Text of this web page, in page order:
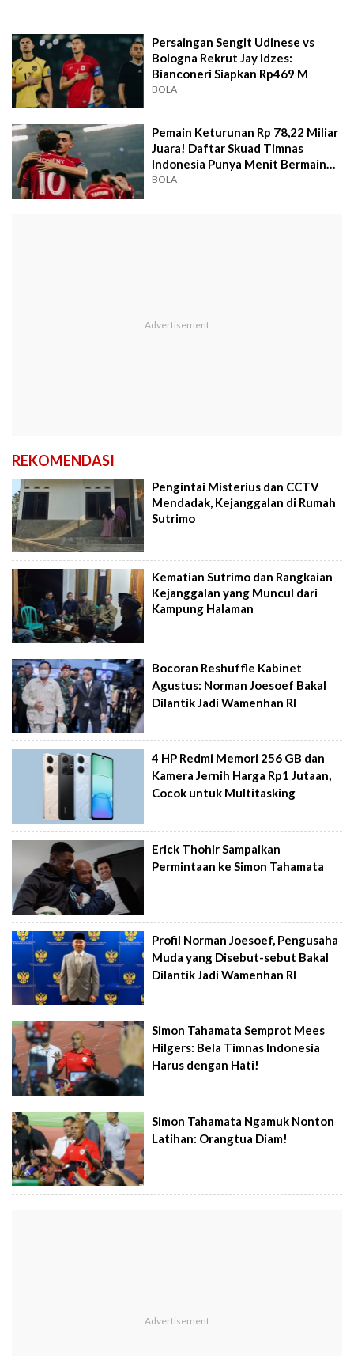
Persaingan Sengit Udinese vs
Bologna Rekrut Jay Idzes:
Bianconeri Siapkan Rp469 M
BOLA
Pemain Keturunan Rp 78,22 Miliar
Juara! Daftar Skuad Timnas
Indonesia Punya Menit Bermain
Terbanyak
BOLA
REKOMENDASI
Pengintai Misterius dan CCTV
Mendadak, Kejanggalan di Rumah
Sutrimo
Kematian Sutrimo dan Rangkaian
Kejanggalan yang Muncul dari
Kampung Halaman
Bocoran Reshuffle Kabinet
Agustus: Norman Joesoef Bakal
Dilantik Jadi Wamenhan RI
4 HP Redmi Memori 256 GB dan
Kamera Jernih Harga Rp1 Jutaan,
Cocok untuk Multitasking
Erick Thohir Sampaikan
Permintaan ke Simon Tahamata
Profil Norman Joesoef, Pengusaha
Muda yang Disebut-sebut Bakal
Dilantik Jadi Wamenhan RI
Simon Tahamata Semprot Mees
Hilgers: Bela Timnas Indonesia
Harus dengan Hati!
Simon Tahamata Ngamuk Nonton
Latihan: Orangtua Diam!